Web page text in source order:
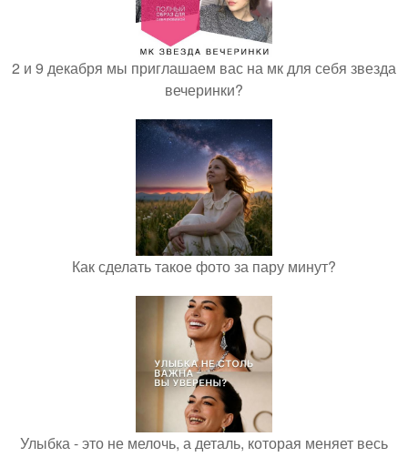
2 и 9 декабря мы приглашаем вас на мк для себя звезда
вечеринки?
Как сделать такое фото за пару минут?
Улыбка - это не мелочь, а деталь, которая меняет весь